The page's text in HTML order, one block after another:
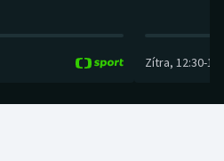
Zítra, 12:30-